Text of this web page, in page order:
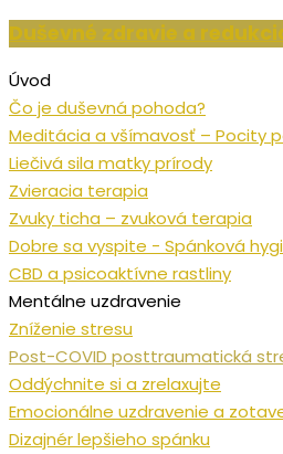
Duševné zdravie a
Úvod
Čo je duševná pohoda?
Meditácia a všímavosť – Pocity
Liečivá sila matky prírody
Zvieracia terapia
Zvuky ticha – zvuková terapia
Dobre sa vyspite - Spánková
CBD a psicoaktívne rastliny
Mentálne uzdravenie
Zníženie stresu
Post-COVID posttraumatická
Oddýchnite si a zrelaxujte
Emocionálne uzdravenie a
Dizajnér lepšieho spánku